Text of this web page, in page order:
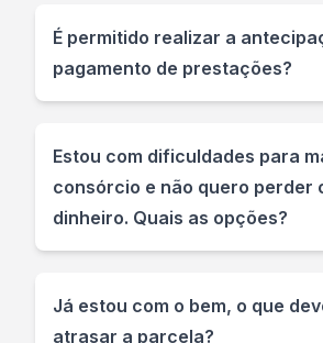
É permitido realizar a
pagamento de prestações?
Estou com dificuldades para
consórcio e não quero perder
dinheiro. Quais as opções?
Já estou com o bem, o que
atrasar a parcela?